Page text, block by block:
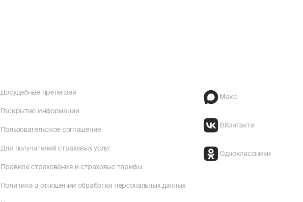
Досудебные претензии
Раскрытие информации
Пользовательское соглашение
Для получателей страховых услуг
Правила страхования и страховые тарифы
Политика в отношении обработки персональных данных
Макс
ВКонтакте
Одноклассники